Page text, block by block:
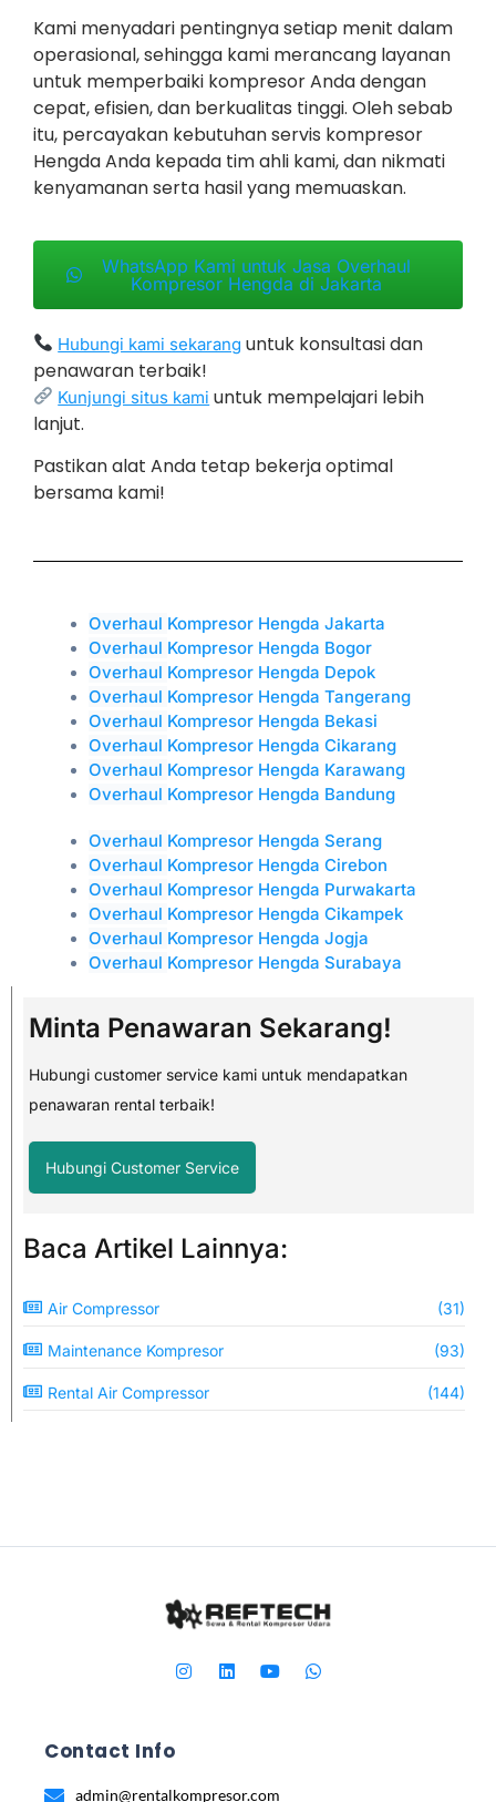
Kami menyadari pentingnya setiap menit dalam
operasional, sehingga kami merancang layanan
untuk memperbaiki kompresor Anda dengan
cepat, efisien, dan berkualitas tinggi. Oleh sebab
itu, percayakan kebutuhan servis kompresor
Hengda Anda kepada tim ahli kami, dan nikmati
kenyamanan serta hasil yang memuaskan.
WhatsApp Kami untuk Jasa Overhaul
Kompresor Hengda di Jakarta
Hubungi kami sekarang untuk konsultasi dan
penawaran terbaik!
Kunjungi situs kami untuk mempelajari lebih
lanjut.
Pastikan alat Anda tetap bekerja optimal
bersama kami!
Overhaul Kompresor Hengda Jakarta
Overhaul Kompresor Hengda Bogor
Overhaul Kompresor Hengda Depok
Overhaul Kompresor Hengda Tangerang
Overhaul Kompresor Hengda Bekasi
Overhaul Kompresor Hengda Cikarang
Overhaul Kompresor Hengda Karawang
Overhaul Kompresor Hengda Bandung
Overhaul Kompresor Hengda Serang
Overhaul Kompresor Hengda Cirebon
Overhaul Kompresor Hengda Purwakarta
Overhaul Kompresor Hengda Cikampek
Overhaul Kompresor Hengda Jogja
Overhaul Kompresor Hengda Surabaya
Minta Penawaran Sekarang!
Hubungi customer service kami untuk mendapatkan
penawaran rental terbaik!
Hubungi Customer Service
Baca Artikel Lainnya:
Air Compressor (31)
Maintenance Kompresor (93)
Rental Air Compressor (144)
Contact Info
admin@rentalkompresor.com